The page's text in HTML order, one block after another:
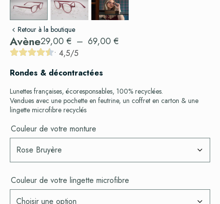
Retour à la boutique
Avène29,00 € – 69,00 €
Rondes & décontractées
Lunettes françaises, écoresponsables, 100% recyclées.
Vendues avec une pochette en feutrine, un coffret en carton & une
lingette microfibre recyclés
Couleur de votre monture
Couleur de votre lingette microfibre